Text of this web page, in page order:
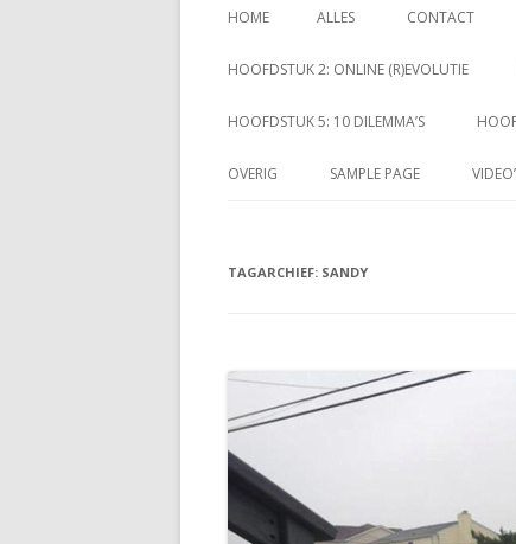
HOME ALLES CONTACT
HOOFDSTUK 2: ONLINE (R)EVOLUTIE
HOOFDSTUK 5: 10 DILEMMA’S
OVERIG SAMPLE PAGE
TAGARCHIEF: SANDY